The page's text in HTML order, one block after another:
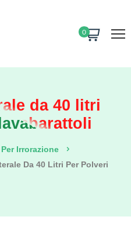
0
da 40 litri
Irrorazione
Da 40 Litri Per Polveri